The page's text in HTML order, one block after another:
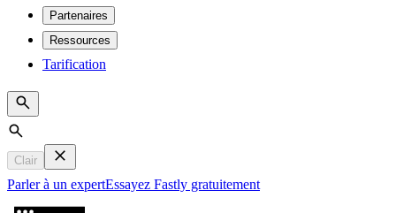
Partenaires
Ressources
Tarification
Search
Clair
Parler à un expertEssayez Fastly gratuitement